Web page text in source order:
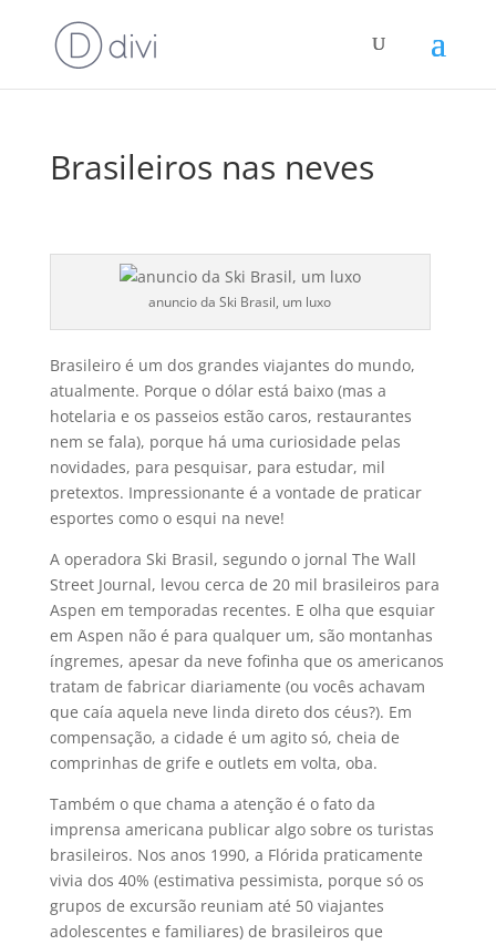
Brasileiros nas neves
anuncio da Ski Brasil, um luxo
Brasileiro é um dos grandes viajantes do mundo,
atualmente. Porque o dólar está baixo (mas a
hotelaria e os passeios estão caros, restaurantes
nem se fala), porque há uma curiosidade pelas
novidades, para pesquisar, para estudar, mil
pretextos. Impressionante é a vontade de praticar
esportes como o esqui na neve!
A operadora Ski Brasil, segundo o jornal The Wall
Street Journal, levou cerca de 20 mil brasileiros para
Aspen em temporadas recentes. E olha que esquiar
em Aspen não é para qualquer um, são montanhas
í­ngremes, apesar da neve fofinha que os americanos
tratam de fabricar diariamente (ou vocês achavam
que caí­a aquela neve linda direto dos céus?). Em
compensação, a cidade é um agito só, cheia de
comprinhas de grife e outlets em volta, oba.
Também o que chama a atenção é o fato da
imprensa americana publicar algo sobre os turistas
brasileiros. Nos anos 1990, a Flórida praticamente
vivia dos 40% (estimativa pessimista, porque só os
grupos de excursão reuniam até 50 viajantes
adolescentes e familiares) de brasileiros que